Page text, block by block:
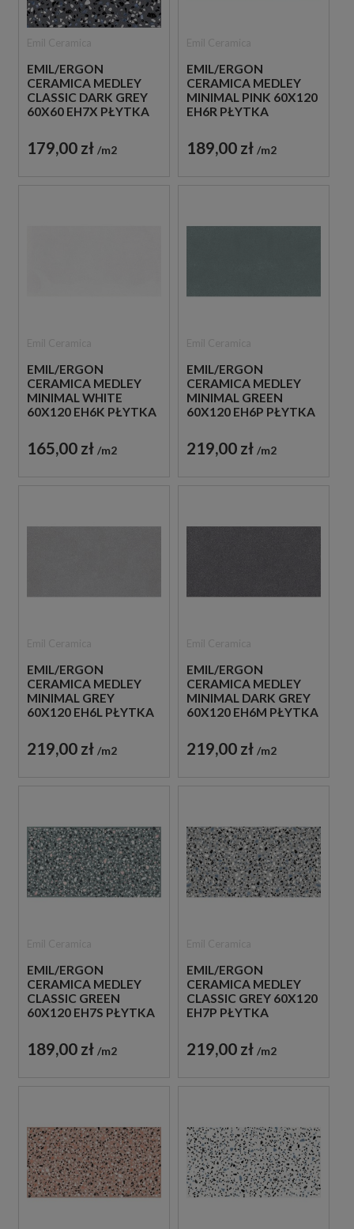
EMIL/ERGON
CERAMICA MEDLEY
CLASSIC DARK GREY
60X60 EH7X PŁYTKA
179,00 zł m2
EMIL/ERGON
CERAMICA MEDLEY
MINIMAL PINK 60X120
EH6R PŁYTKA
189,00 zł m2
EMIL/ERGON
CERAMICA MEDLEY
MINIMAL WHITE
60X120 EH6K PŁYTKA
165,00 zł m2
EMIL/ERGON
CERAMICA MEDLEY
MINIMAL GREEN
60X120 EH6P PŁYTKA
219,00 zł m2
EMIL/ERGON
CERAMICA MEDLEY
MINIMAL GREY
60X120 EH6L PŁYTKA
219,00 zł m2
EMIL/ERGON
CERAMICA MEDLEY
MINIMAL DARK GREY
60X120 EH6M PŁYTKA
219,00 zł m2
EMIL/ERGON
CERAMICA MEDLEY
CLASSIC GREEN
60X120 EH7S PŁYTKA
189,00 zł m2
EMIL/ERGON
CERAMICA MEDLEY
CLASSIC GREY 60X120
EH7P PŁYTKA
219,00 zł m2